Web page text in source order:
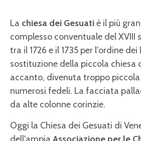
La chiesa dei Gesuatiè il più
complesso conventuale del XVIII
tra il 1726 e il 1735 per l'ordine
sostituzione della piccola chiesa
accanto, divenuta troppo
numerosi fedeli. La facciata
da alte colonne corinzie.
Oggi la Chiesa dei Gesuati di